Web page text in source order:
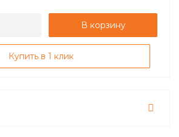
В корзину
Купить в 1 клик